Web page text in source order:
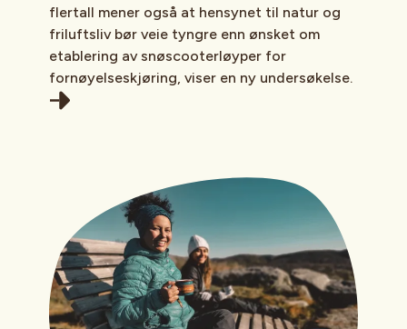
flertall mener også at hensynet til natur og
friluftsliv bør veie tyngre enn ønsket om
etablering av snøscooterløyper for
fornøyelseskjøring, viser en ny undersøkelse.